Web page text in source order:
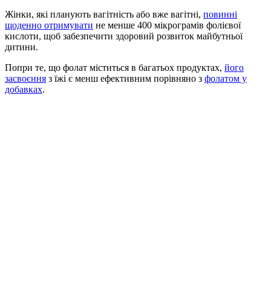
Жінки, які планують вагітність або вже вагітні, повинні
щоденно отримувати не менше 400 мікрограмів фолієвої
кислоти, щоб забезпечити здоровий розвиток майбутньої
дитини.
Попри те, що фолат міститься в багатьох продуктах, його
засвоєння з їжі є менш ефективним порівняно з фолатом у
добавках.